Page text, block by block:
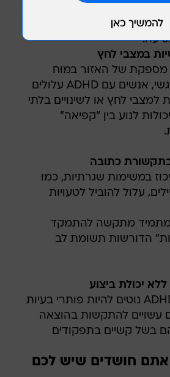
של האזור במוח
למצבי לחץ או לשינויים בלתי
לנוע בין "קפיאה"
עלול להוביל לטעויות
מתמיד מתקשה להתמקד
הדורשות תשומת לב
עשויים להתקשות בהוצאה
בשל קשיים בתפקודים
חושדים שיש לכם
אמינים לגבי תפקודכם